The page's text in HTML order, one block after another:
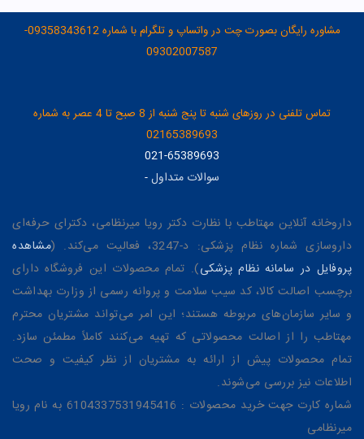
مشاوره رایگان بصورت چت در واتساپ و تلگرام با شماره 09358343612-
09302007587
تماس تلفنی در روزهای شنبه تا پنج شنبه از 8 صبح تا 4 عصر به شماره
02165389693
021-65389693
سوالات متداول-
داروخانه آنلاین مهتاطب با نظارت دکتر رویا میرنظامی، دکترای حرفه‌ای
داروسازی شماره نظام پزشکی: د-3247، فعالیت می‌کند. (
مشاهده
پروفایل در سامانه نظام پزشکی). تمام محصولات این فروشگاه دارای
برچسب اصالت کالا، کد سیب سلامت و پروانه رسمی از وزارت بهداشت
و سایر سازمان‌های مربوطه هستند؛ این امر می‌تواند مشتریان محترم
مهتاطب را از اصالت محصولاتی که تهیه می‌کنند کاملاً مطمئن سازد.
تمام محصولات پیش از ارائه به مشتریان از نظر کیفیت و صحت
اطلاعات نیز بررسی می‌شوند.
شماره کارت جهت خرید محصولات : 6104337531945416 به نام رویا
میرنظامی